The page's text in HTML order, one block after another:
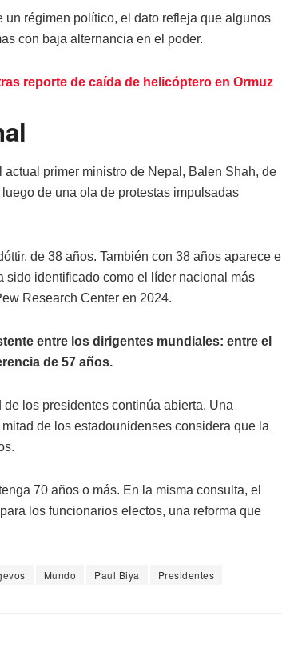
régimen político, el dato refleja que algunos
con baja alternancia en el poder.
reporte de caída de helicóptero en Ormuz
primer ministro de Nepal, Balen Shah, de
de una ola de protestas impulsadas
de 38 años. También con 38 años aparece el
sido identificado como el líder nacional más
Research Center en 2024.
entre los dirigentes mundiales: entre el
de 57 años.
los presidentes continúa abierta. Una
de los estadounidenses considera que la
70 años o más. En la misma consulta, el
los funcionarios electos, una reforma que
Mundo Paul Biya Presidentes